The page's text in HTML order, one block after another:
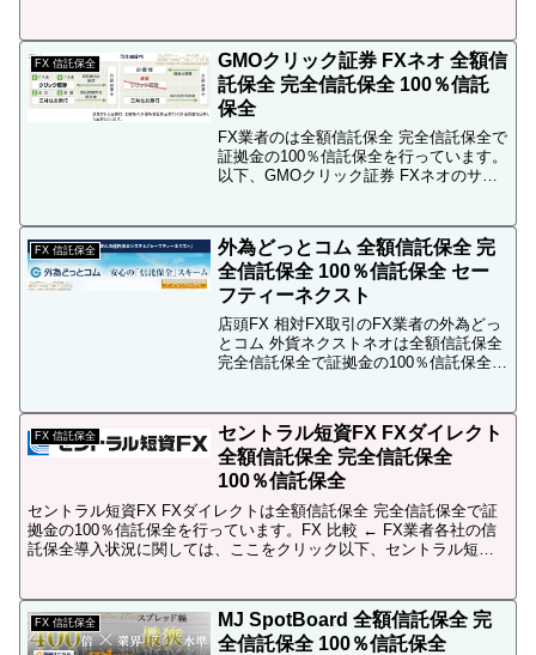
破綻は、かなり特殊な例とは言え、今後
経営基盤が脆弱な銀...
FX 信託保全
GMOクリック証券 FXネオ 全額信
託保全 完全信託保全 100％信託
保全
FX業者のは全額信託保全 完全信託保全で
証拠金の100％信託保全を行っています。
以下、GMOクリック証券 FXネオのサイ
連法令に基づき、お客様から預託を受け
た証拠金を取...
FX 信託保全
外為どっとコム 全額信託保全 完
全信託保全 100％信託保全 セー
フティーネクスト
店頭FX 相対FX取引のFX業者の外為どっ
とコム 外貨ネクストネオは全額信託保全
完全信託保全で証拠金の100％信託保全を
下、外為どっとコム（がいためどっとこ
む）...
FX 信託保全
セントラル短資FX FXダイレクト
全額信託保全 完全信託保全
100％信託保全
セントラル短資FX FXダイレクトは全額信託保全 完全信託保全で証
拠金の100％信託保全を行っています。FX 比較 ← FX業者各社の信
託保全導入状況に関しては、ここをクリック以下、セントラル短資
FX 信託保全
MJ SpotBoard 全額信託保全 完
全信託保全 100％信託保全